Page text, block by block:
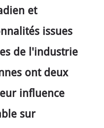
et
issues
de l'industrie
ont deux
influence
sur